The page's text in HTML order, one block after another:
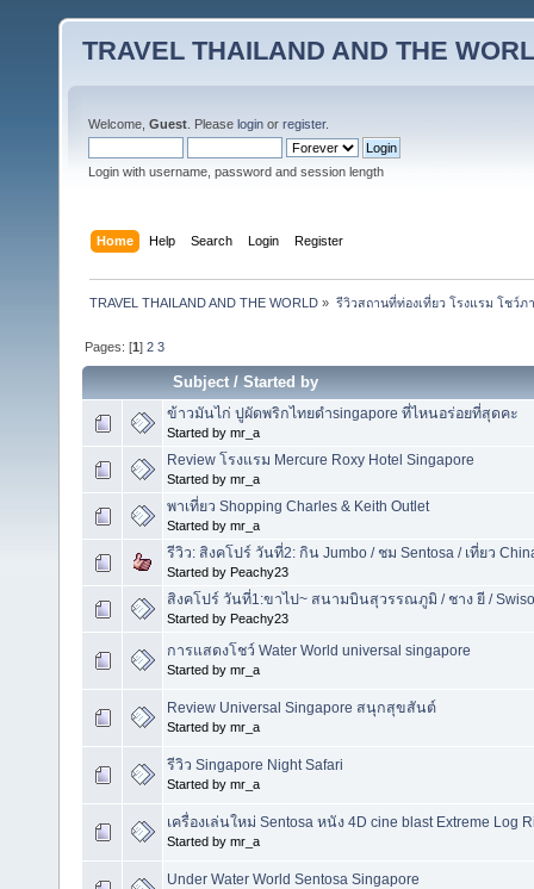
TRAVEL THAILAND AND THE
Welcome, Guest . Please login or register.
Login with username, password and session length
Home Help Search Login Register
TRAVEL THAILAND AND THE WORLD » รีวิวสถานที่ท่องเที่ยว โรงแรม โชว์ภ
Pages: [1]2 3
Subject/Started by
ข้าวมันไก่ ปูผัดพริกไทยดำsingapore ที่ไหนอร่อยที่สุดคะ
Started by mr_a
Review โรงแรม Mercure Roxy Hotel Singapore
Started by mr_a
พาเที่ยว Shopping Charles & Keith Outlet
Started by mr_a
รีวิว: สิงคโปร์ วันที่2: กิน Jumbo / ชม Sentosa / เที่ยว
Started by Peachy23
สิงคโปร์ วันที่1:ขาไป~ สนามบินสุวรรณภูมิ / ชาง ยี /
Started by Peachy23
การแสดงโชว์ Water World universal singapore
Started by mr_a
Review Universal Singapore สนุกสุขสันต์
Started by mr_a
รีวิว Singapore Night Safari
Started by mr_a
เครื่องเล่นใหม่ Sentosa หนัง 4D cine blast Extreme Log
Started by mr_a
Under Water World Sentosa Singapore